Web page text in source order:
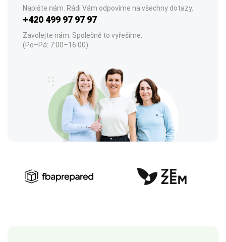
Napište nám. Rádi Vám odpovíme na všechny dotazy.
+420 499 97 97 97
Zavolejte nám. Společně to vyřešíme.
(Po–Pá: 7:00–16:00)